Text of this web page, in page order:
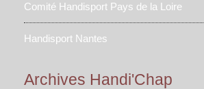
Comité Handisport Pays de la Loire
Handisport Nantes
Archives Handi'Chap